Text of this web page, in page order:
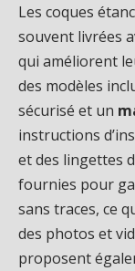
Les coques
souvent livrées
qui améliorent
des modèles
sécurisé et un
instructions
et des lingettes
fournies pour
sans traces, ce
des photos et
proposent